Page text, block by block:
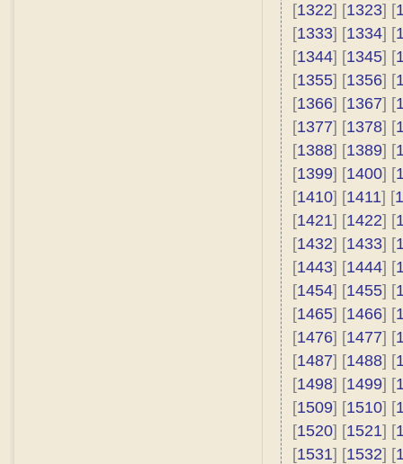
[1322] [1323] [
[1333] [1334] [
[1344] [1345] [
[1355] [1356] [
[1366] [1367] [
[1377] [1378] [
[1388] [1389] [
[1399] [1400] [
[1410] [1411] [
[1421] [1422] [
[1432] [1433] [
[1443] [1444] [
[1454] [1455] [
[1465] [1466] [
[1476] [1477] [
[1487] [1488] [
[1498] [1499] [
[1509] [1510] [
[1520] [1521] [
[1531] [1532] [